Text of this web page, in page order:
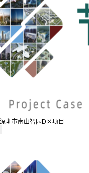
深圳市南山智园D区项目